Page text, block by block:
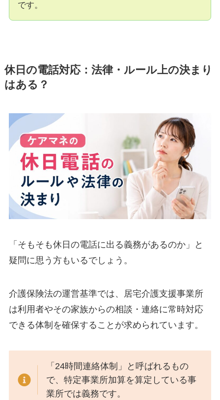
です。
休日の電話対応：法律・ルール上の決まり
はある？
「そもそも休日の電話に出る義務があるのか」と
疑問に思う方もいるでしょう。
介護保険法の運営基準では、居宅介護支援事業所
は利用者やその家族からの相談・連絡に常時対応
できる体制を確保することが求められています。
「24時間連絡体制」と呼ばれるもの
で、特定事業所加算を算定している事
業所では義務です。